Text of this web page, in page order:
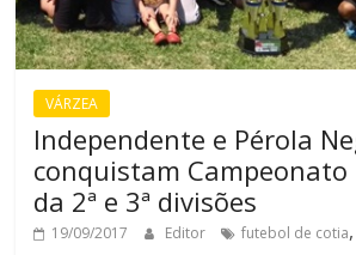
VÁRZEA
Independente e Pérola
conquistam
da 2ª e 3ª divisões
19/09/2017 Editor futebol de cotia